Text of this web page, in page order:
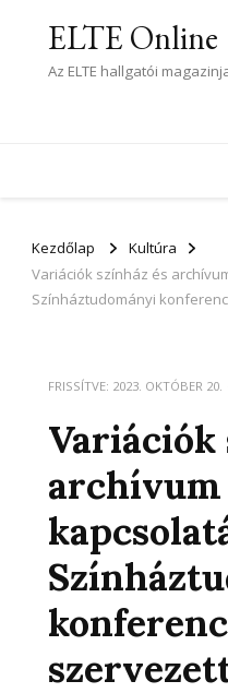
ELTE Online
Az ELTE hallgatói
Kezdőlap
Kultúra
Variációk színház és
Színháztudományi
FRISSÍTVE: 2023. OKTÓBER 20.
Variációk
archívum